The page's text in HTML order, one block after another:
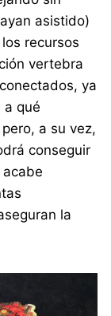
asistido)
recursos
vertebra
ya
a qué
a su vez,
conseguir
la